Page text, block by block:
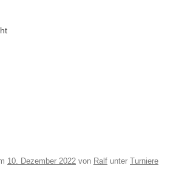
10. Dezember 2022 von Ralf unter Turniere